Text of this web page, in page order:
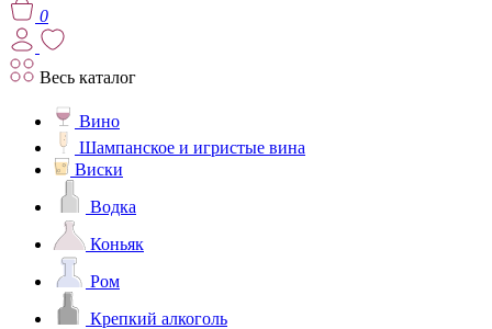
0
Весь каталог
Вино
Шампанское и игристые вина
Виски
Водка
Коньяк
Ром
Крепкий алкоголь